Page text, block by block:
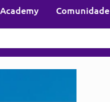
Academy Comunidade